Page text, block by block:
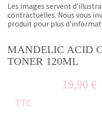
Les images servent
contractuelles. Nous vous
produit pour plus
MANDELIC ACID
TONER 120ML
19,90 €
TTC